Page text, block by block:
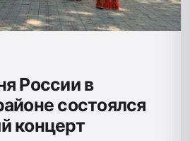
России в
состоялся
концерт